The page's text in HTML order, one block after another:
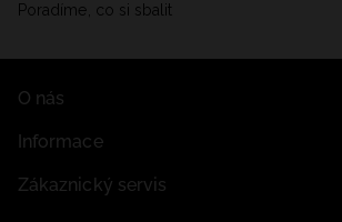
Poradíme, co si sbalit
O nás
Informace
Zákaznický servis